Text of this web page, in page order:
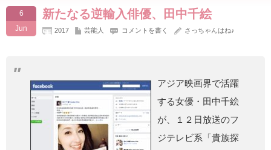
6
Jun
新たなる逆輸入俳優、田中千絵
2017 芸能人 コメントを書く さっちゃんはね♪
アジア映画界で活躍
する女優・田中千絵
が、１２日放送のフ
ジテレビ系「貴族探